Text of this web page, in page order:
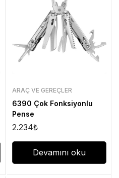
ARAÇ VE GEREÇLER
6390 Çok Fonksiyonlu
Pense
2.234₺
Devamını oku